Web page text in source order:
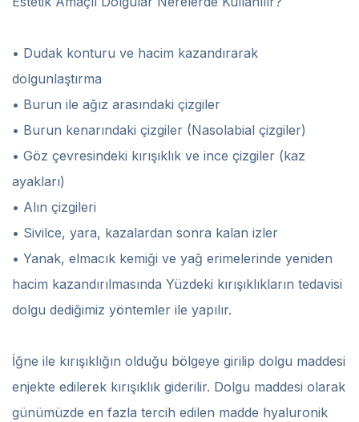
• Dudak konturu ve hacim kazandırarak
dolgunlaştırma
• Burun ile ağız arasındaki çizgiler
• Burun kenarındaki çizgiler (Nasolabial çizgiler)
• Göz çevresindeki kırışıklık ve ince çizgiler (kaz
ayakları)
• Alın çizgileri
• Sivilce, yara, kazalardan sonra kalan izler
• Yanak, elmacık kemiği ve yağ erimelerinde yeniden
hacim kazandırılmasında Yüzdeki kırışıklıkların tedavisi
dolgu dediğimiz yöntemler ile yapılır.
İğne ile kırışıklığın olduğu bölgeye girilip dolgu maddesi
enjekte edilerek kırışıklık giderilir. Dolgu maddesi olarak
günümüzde en fazla tercih edilen madde hyaluronik